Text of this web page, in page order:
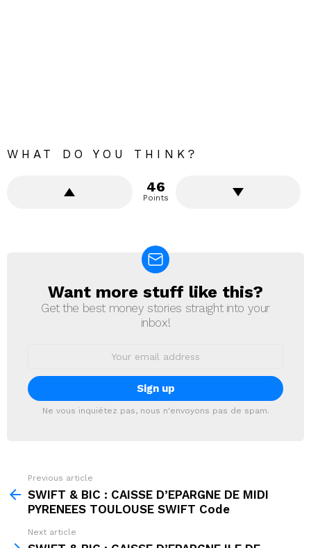
WHAT DO YOU THINK?
46
Points
NEWSLETTER
Want more stuff like this?
Get the best money stories straight into your
inbox!
Ne vous inquiétez pas, nous n'envoyons pas de spam.
more
Previous article
SWIFT & BIC : CAISSE D’EPARGNE DE MIDI
PYRENEES TOULOUSE SWIFT Code
Next article